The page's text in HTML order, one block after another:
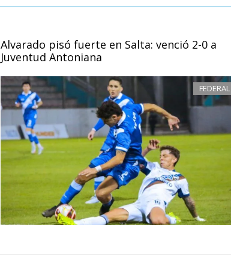
Alvarado pisó fuerte en Salta: venció 2-0 a
Juventud Antoniana
FEDERAL